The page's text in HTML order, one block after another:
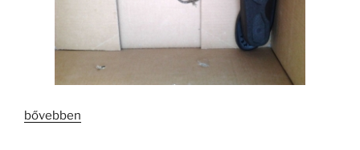
„Gyík
bővebben